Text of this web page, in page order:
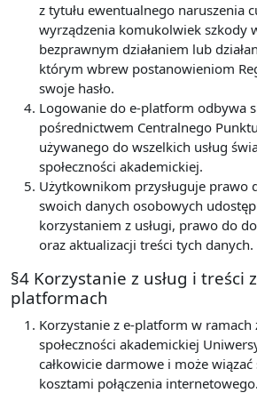
z tytułu ewentualnego naruszenia
wyrządzenia komukolwiek szkody
bezprawnym działaniem lub
którym wbrew postanowieniom
swoje hasło.
Logowanie do e-platform odbywa
pośrednictwem Centralnego
używanego do wszelkich usług
społeczności akademickiej.
Użytkownikom przysługuje prawo
swoich danych osobowych
korzystaniem z usługi, prawo do
oraz aktualizacji treści tych danych.
§4 Korzystanie z usług i treści
platformach
Korzystanie z e-platform w ramach
społeczności akademickiej
całkowicie darmowe i może
kosztami połączenia internetowego.